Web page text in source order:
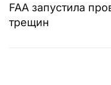
FAA запустила
трещин